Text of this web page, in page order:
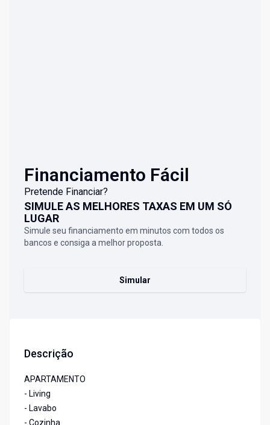
Financiamento Fácil
Pretende Financiar?
SIMULE AS MELHORES TAXAS EM UM SÓ
LUGAR
Simule seu financiamento em minutos com todos os
bancos e consiga a melhor proposta.
Simular
Descrição
APARTAMENTO
- Living
- Lavabo
- Cozinha